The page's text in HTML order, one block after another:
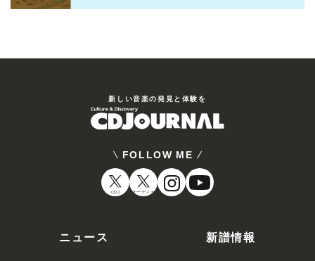
新しい⾳楽の発⾒と体験を
FOLLOW ME
CDJ オーディオ
ニュース
新譜情報